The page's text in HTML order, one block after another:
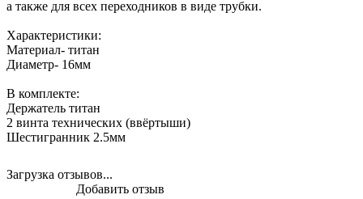
а также для всех переходников в виде трубки.
Характеристики:
Материал- титан
Диаметр- 16мм
В комплекте:
Держатель титан
2 винта технических (ввёртыши)
Шестигранник 2.5мм
Загрузка отзывов...
Добавить отзыв